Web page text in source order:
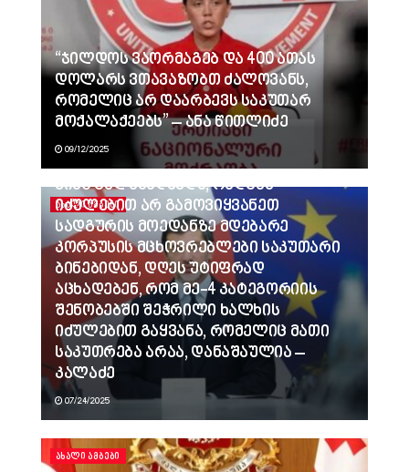
“ჯილდოს ვაორმაგებ და 400 ათას
დოლარს ვთავაზობთ ძალოვანს,
რომელიც არ დაარბევს საკუთარ
მოქალაქეებს” – ანა წითლიძე
09/12/2025
ᲐᲮᲐᲚᲘ ᲐᲛᲑᲔᲑᲘ
ვინც გვლანძღავდა, რადგან
იძულებით არ გამოვიყვანეთ
სადგურის მოედანზე მდებარე
კორპუსის მცხოვრებლები საკუთარი
ბინებიდან, დღეს უტიფრად
აცხადებენ, რომ მე-4 კატეგორიის
შენობებში შეჭრილი ხალხის
იძულებით გაყვანა, რომელიც მათი
საკუთრება არაა, დანაშაულია –
კალაძე
07/24/2025
ᲐᲮᲐᲚᲘ ᲐᲛᲑᲔᲑᲘ